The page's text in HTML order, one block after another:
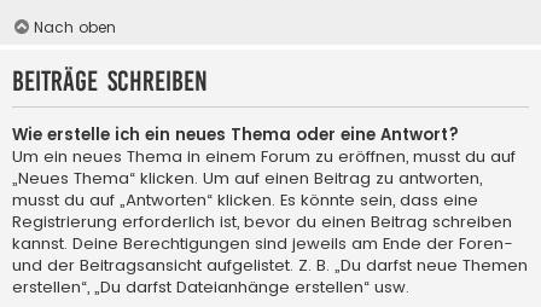
Nach oben
Beiträge schreiben
Wie erstelle ich ein neues Thema oder eine Antwort?
Um ein neues Thema in einem Forum zu eröffnen, musst du auf
„Neues Thema“ klicken. Um auf einen Beitrag zu antworten,
musst du auf „Antworten“ klicken. Es könnte sein, dass eine
Registrierung erforderlich ist, bevor du einen Beitrag schreiben
kannst. Deine Berechtigungen sind jeweils am Ende der Foren-
und der Beitragsansicht aufgelistet. Z. B. „Du darfst neue Themen
erstellen“, „Du darfst Dateianhänge erstellen“ usw.